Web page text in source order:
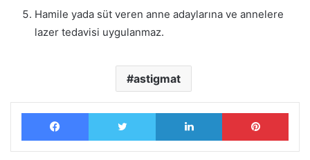
Hamile yada süt veren anne adaylarına ve annelere
lazer tedavisi uygulanmaz.
astigmat
Facebook Twitter LinkedIn